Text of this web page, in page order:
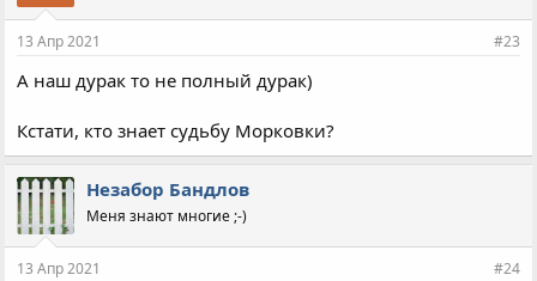
13 Апр 2021 #23
А наш дурак то не полный дурак)
Кстати, кто знает судьбу Морковки?
Незабор Бандлов
Меня знают многие ;-)
13 Апр 2021 #24